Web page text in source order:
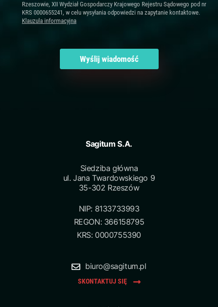
Rzeszowie, XII Wydział Gospodarczy Krajowego Rejestru Sądowego pod nr
KRS 0000655241, w celu wysyłania odpowiedzi na zapytanie kontaktowe.
Klauzula informacyjna
Sagitum S.A.
Siedziba główna
ul. Jana Twardowskiego 9
35-302 Rzeszów
NIP: 8133733993
REGON: 366158795
KRS: 0000755390
biuro@sagitum.pl
SKONTAKTUJ SIĘ